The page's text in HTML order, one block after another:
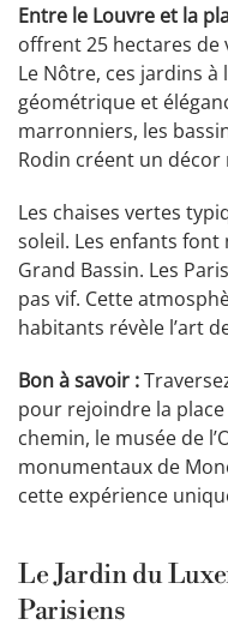
Entre le Louvre et la
offrent 25 hectares de
Le Nôtre, ces jardins
géométrique et
marronniers, les
Rodin créent un décor
Les chaises vertes
soleil. Les enfants
Grand Bassin. Les
pas vif. Cette
habitants révèle l’art
Bon à savoir :
pour rejoindre la place
chemin, le musée de
monumentaux de
cette expérience
Le Jardin du
Parisiens